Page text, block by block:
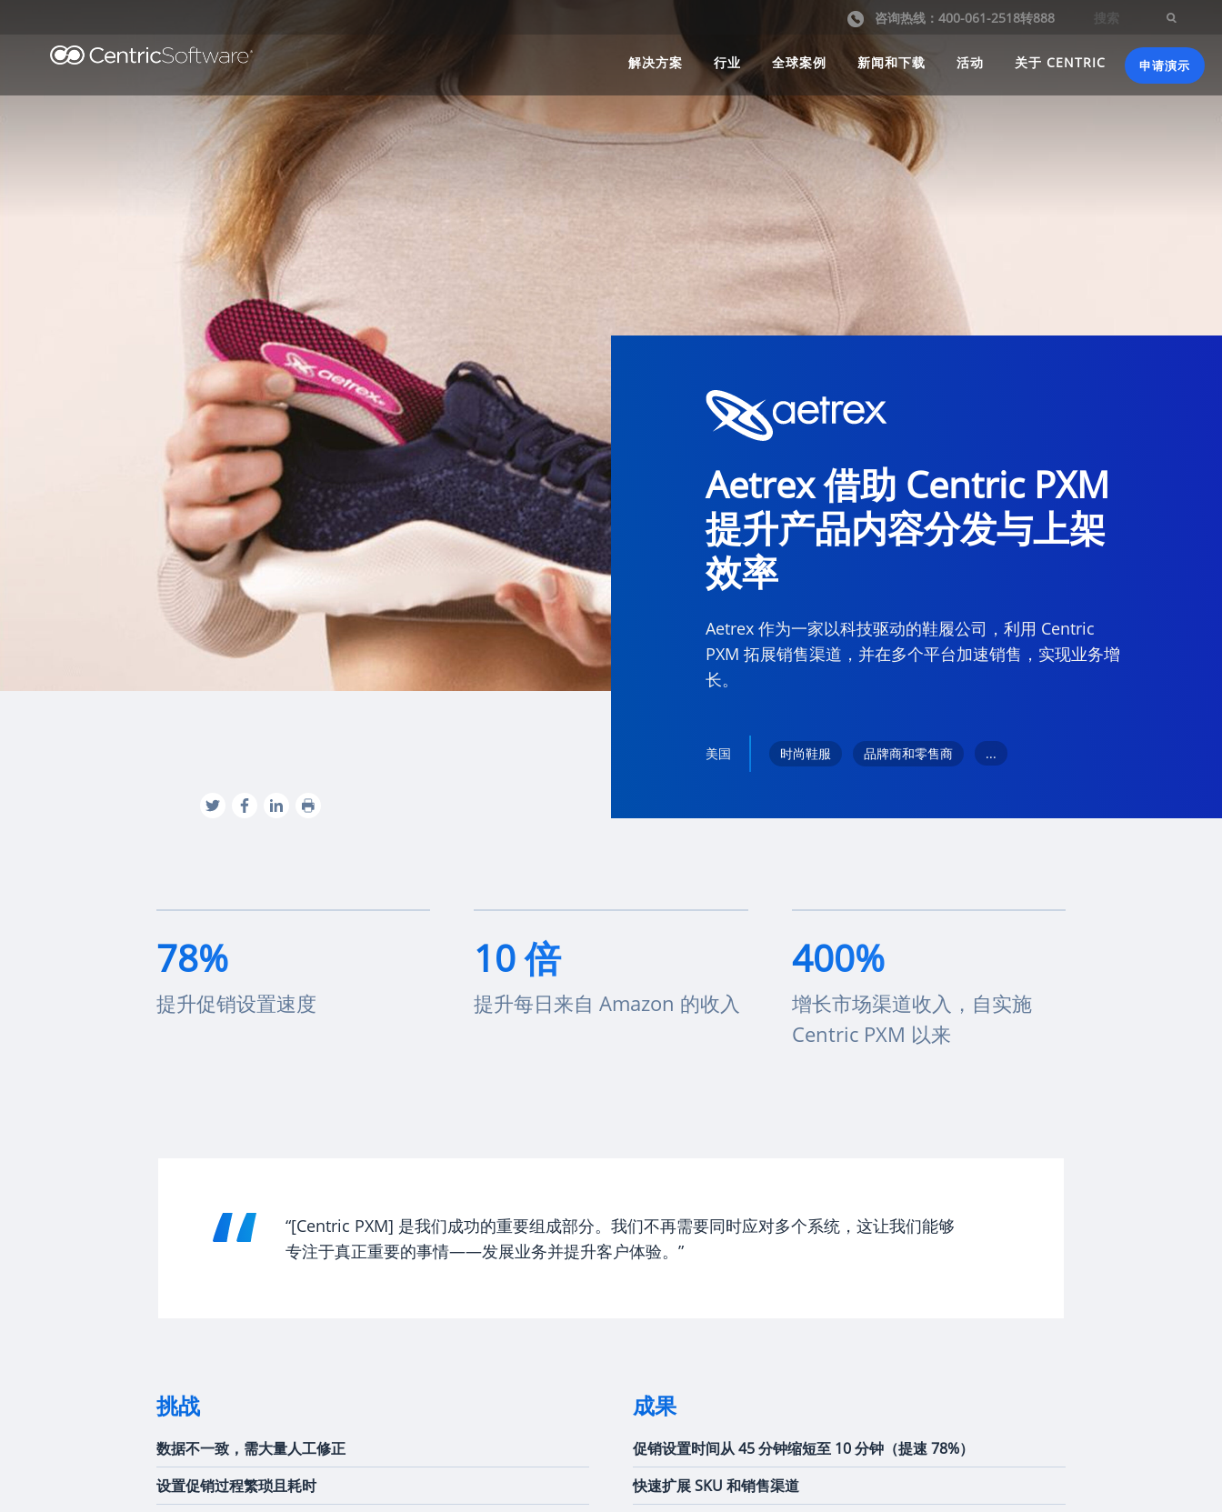
咨询热线：400-061-2518转888
解决方案 行业 全球案例 新闻和下载 活动 关于 CENTRIC 申请演示
Aetrex 借助 Centric PXM
提升产品内容分发与上架
效率
Aetrex 作为一家以科技驱动的鞋履公司，利用 Centric
PXM 拓展销售渠道，并在多个平台加速销售，实现业务增
长。
美国 时尚鞋服 品牌商和零售商 ...
78%
提升促销设置速度
10 倍
提升每日来自 Amazon 的收入
400%
增长市场渠道收入，自实施
Centric PXM 以来
“[Centric PXM] 是我们成功的重要组成部分。我们不再需要同时应对多个系统，这让我们能够
专注于真正重要的事情——发展业务并提升客户体验。”
挑战
数据不一致，需大量人工修正
设置促销过程繁琐且耗时
成果
促销设置时间从 45 分钟缩短至 10 分钟（提速 78%）
快速扩展 SKU 和销售渠道